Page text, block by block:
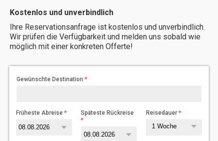
Kostenlos und unverbindlich
Ihre Reservationsanfrage ist kostenlos und unverbindlich.
Wir prüfen die Verfügbarkeit und melden uns sobald wie
möglich mit einer konkreten Offerte!
Gewünschte Destination
Früheste Abreise Späteste Rückreise Reisedauer
1 Woche